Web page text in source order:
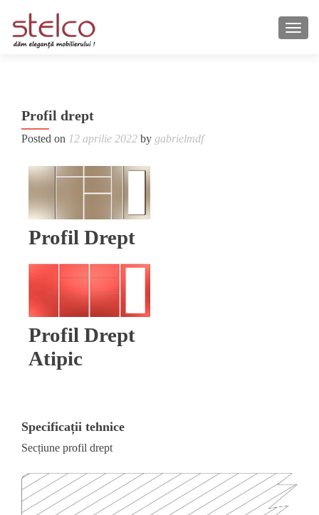
Profil drept
Posted on 12 aprilie 2022 by gabrielmdf
Profil Drept
Profil Drept
Atipic
Specificații tehnice
Secțiune profil drept